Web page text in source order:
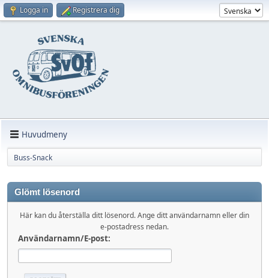
Logga in Registrera dig
Huvudmeny
Buss-Snack
Glömt lösenord
Här kan du återställa ditt lösenord. Ange ditt användarnamn eller din
e-postadress nedan.
Användarnamn/E-post: